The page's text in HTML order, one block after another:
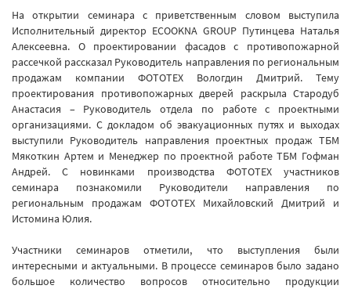
На открытии семинара с приветственным словом выступила
Исполнительный директор ECOOKNA GROUP Путинцева Наталья
Алексеевна. О проектировании фасадов с противопожарной
рассечкой рассказал Руководитель направления по региональным
продажам компании ФОТОТЕХ Вологдин Дмитрий. Тему
проектирования противопожарных дверей раскрыла Стародуб
Анастасия – Руководитель отдела по работе с проектными
организациями. С докладом об эвакуационных путях и выходах
выступили Руководитель направления проектных продаж ТБМ
Мякоткин Артем и Менеджер по проектной работе ТБМ Гофман
Андрей. С новинками производства ФОТОТЕХ участников
семинара познакомили Руководители направления по
региональным продажам ФОТОТЕХ Михайловский Дмитрий и
Истомина Юлия.
Участники семинаров отметили, что выступления были
интересными и актуальными. В процессе семинаров было задано
большое количество вопросов относительно продукции